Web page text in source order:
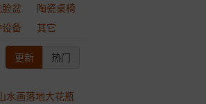
盆
陶瓷桌椅
备 其它
更新 热门